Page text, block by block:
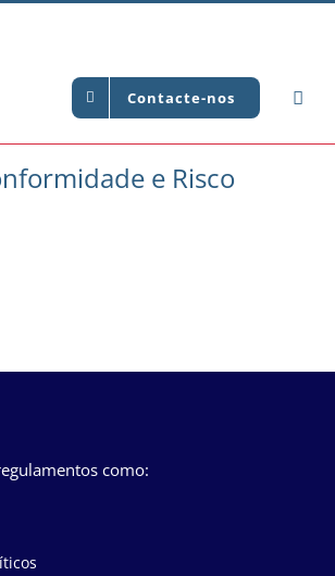
Contacte-nos
e Risco
como: